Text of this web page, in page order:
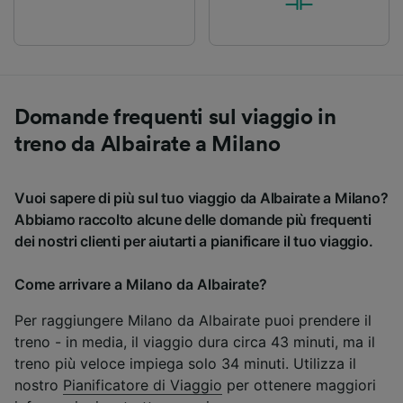
Domande frequenti sul viaggio in
treno da Albairate a Milano
Vuoi sapere di più sul tuo viaggio da Albairate a Milano?
Abbiamo raccolto alcune delle domande più frequenti
dei nostri clienti per aiutarti a pianificare il tuo viaggio.
Come arrivare a Milano da Albairate?
Per raggiungere Milano da Albairate puoi prendere il
treno - in media, il viaggio dura circa 43 minuti, ma il
treno più veloce impiega solo 34 minuti. Utilizza il
nostro Pianificatore di Viaggio per ottenere maggiori